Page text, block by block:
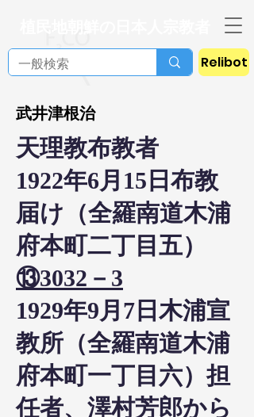
Relibot
武井津根治
天理教布教者
1922年6月15日布教
届け（全羅南道木浦
府本町二丁目五）
⑬3032－3
1929年9月7日木浦宣
教所（全羅南道木浦
府本町一丁目六）担
任者、 澤村芳郎から